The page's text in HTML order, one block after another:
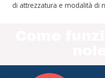
di attrezzatura e modalità di